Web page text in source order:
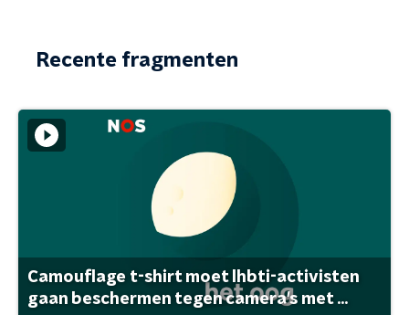
Recente fragmenten
Camouflage t-shirt moet lhbti-activisten
gaan beschermen tegen camera's met ...